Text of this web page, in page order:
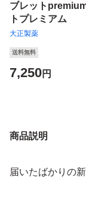
ブレット
トプレミアム
大正製薬
送料無料
7,250円
商品説明
届いたばかりの